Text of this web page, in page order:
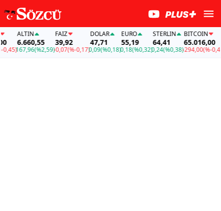
ALTIN
6.660,55
167,96(%2,59)
FAİZ
39,92
-0,07(%-0,17)
DOLAR
47,71
0,09(%0,18)
EURO
55,19
0,18(%0,32)
STERLIN
64,41
0,24(%0,38)
BITCOIN
65.016,00
-294,00(%-0,45)